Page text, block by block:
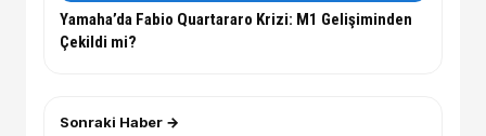
Yamaha’da Fabio Quartararo Krizi: M1 Gelişiminden
Çekildi mi?
Sonraki Haber →